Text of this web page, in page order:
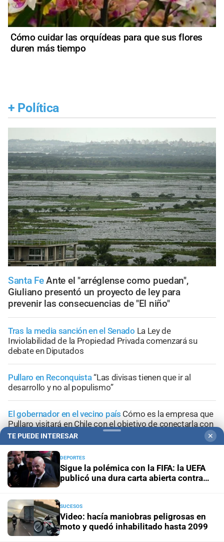
Cómo cuidar las orquídeas para que sus flores
duren más tiempo
+ Política
Santa Fe Ante el "arréglense como puedan",
Giuliano presentó un proyecto de ley para
prevenir las consecuencias de "El niño"
Tras la media sanción en el Senado La Ley de
Inviolabilidad de la Propiedad Privada comenzará su
debate en Diputados
Pullaro en Reconquista“Las divisas tienen que ir al
desarrollo y no al populismo”
El gobernador en el vecino país Cómo es la empresa que
Pullaro visitará en Chile con el objetivo de conectarla con
Santa Fe
Rumbo a 2027Se activa Lewandowski
+Área Metropolitana
TE PUEDE INTERESAR ✕
DEPORTES
Sigue la polémica con la FIFA: la UEFA
publicó una dura carta abierta contra
SUCESOS
Video: hacía maniobras peligrosas en
moto y quedó inhabilitado hasta 2099